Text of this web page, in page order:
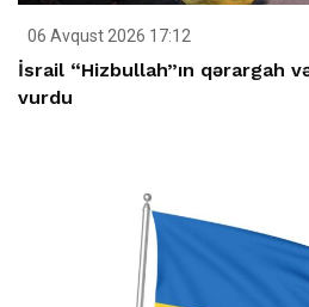
06 Avqust 2026 17:12
İsrail “Hizbullah”ın qərargah
vurdu